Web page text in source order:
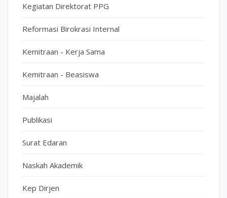
Kegiatan Direktorat PPG
Reformasi Birokrasi Internal
Kemitraan - Kerja Sama
Kemitraan - Beasiswa
Majalah
Publikasi
Surat Edaran
Naskah Akademik
Kep Dirjen